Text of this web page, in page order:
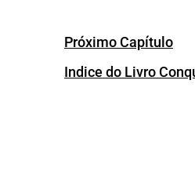
Próximo Capítulo
Indice do Livro